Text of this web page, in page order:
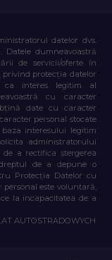
datelor dvs.
Datele dumneavoastră
de servicii/oferte în
privind protecția datelor
ca interes legitim al
cu caracter
date cu caracter
personal stocate
interesului legitim
administratorului
a rectifica ștergerea
de a depune o
Protecția Datelor cu
este voluntară,
la incapacitatea de a
AUTOSTRADOWYCH